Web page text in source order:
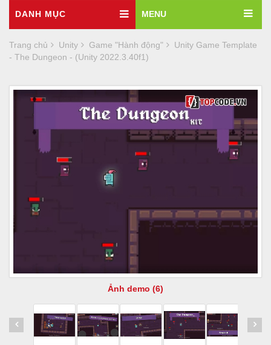
DANH MỤC MENU
Trang chủ Unity Game "Hành động"
Unity Game Template
- The Dungeon - (Unity 2022.3.40f1)
Ảnh demo (6)